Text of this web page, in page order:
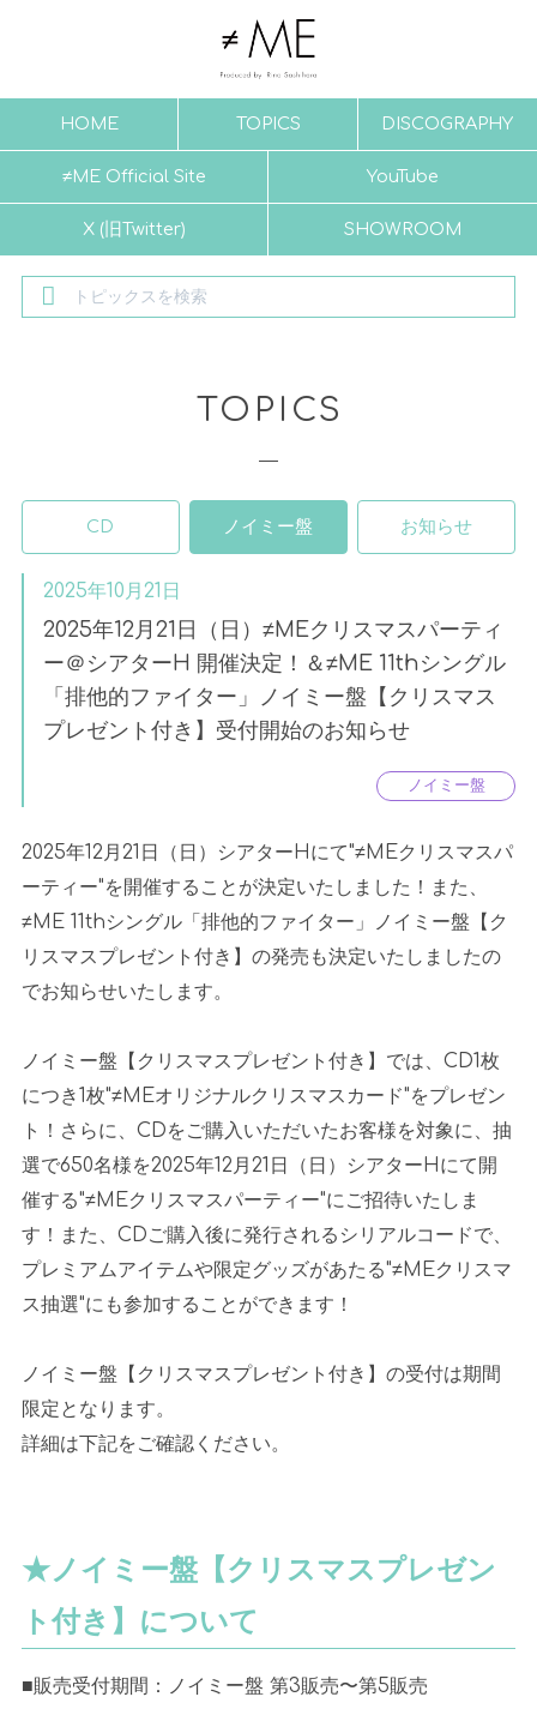
HOME TOPICS DISCOGRAPHY
≠ME Official Site YouTube
X (旧Twitter) SHOWROOM
TOPICS
CD ノイミー盤 お知らせ
2025年10月21日
2025年12月21日（日）≠MEクリスマスパーティ
ー＠シアターH 開催決定！＆≠ME 11thシングル
「排他的ファイター」ノイミー盤【クリスマス
プレゼント付き】受付開始のお知らせ
ノイミー盤
2025年12月21日（日）シアターHにて"≠MEクリスマスパ
ーティー"を開催することが決定いたしました！また、
≠ME 11thシングル「排他的ファイター」ノイミー盤【ク
リスマスプレゼント付き】の発売も決定いたしましたの
でお知らせいたします。
ノイミー盤【クリスマスプレゼント付き】では、CD1枚
につき1枚"≠MEオリジナルクリスマスカード"をプレゼン
ト！さらに、CDをご購入いただいたお客様を対象に、抽
選で650名様を2025年12月21日（日）シアターHにて開
催する"≠MEクリスマスパーティー"にご招待いたしま
す！また、CDご購入後に発行されるシリアルコードで、
プレミアムアイテムや限定グッズがあたる"≠MEクリスマ
ス抽選"にも参加することができます！
ノイミー盤【クリスマスプレゼント付き】の受付は期間
限定となります。
詳細は下記をご確認ください。
★ノイミー盤【クリスマスプレゼン
ト付き】について
■販売受付期間：ノイミー盤 第3販売〜第5販売